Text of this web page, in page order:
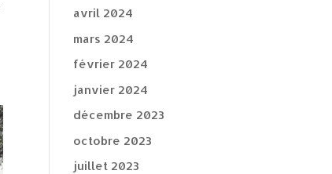
avril 2024
mars 2024
février 2024
janvier 2024
décembre 2023
octobre 2023
juillet 2023